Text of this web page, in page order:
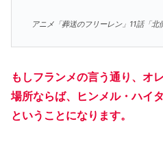
アニメ「葬送のフリーレン」11話「北
もしフランメの言う通り、オ
場所ならば、ヒンメル・ハイ
ということになります。